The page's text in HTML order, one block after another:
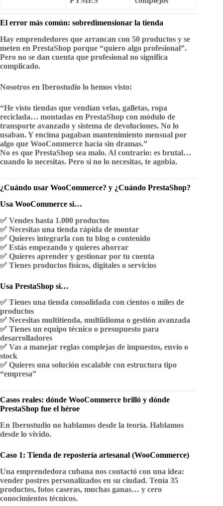
El error más común: sobredimensionar la tienda
Hay emprendedores que arrancan con 50 productos y se
meten en PrestaShop porque “quiero algo profesional”.
Pero no se dan cuenta que profesional no significa
complicado.
Nosotros en Iberostudio lo hemos visto:
“He visto tiendas que vendían velas, galletas, ropa
reciclada… montadas en PrestaShop con módulo de
transporte avanzado y sistema de devoluciones. No lo
usaban. Y encima pagaban mantenimiento mensual por
algo que WooCommerce hacía sin dramas.”
No es que PrestaShop sea malo. Al contrario: es brutal…
cuando lo necesitas. Pero si no lo necesitas, te agobia.
¿Cuándo usar WooCommerce? y ¿Cuándo PrestaShop?
Usa WooCommerce si…
✅ Vendes hasta 1.000 productos
✅ Necesitas una tienda rápida de montar
✅ Quieres integrarla con tu blog o contenido
✅ Estás empezando y quieres ahorrar
✅ Quieres aprender y gestionar por tu cuenta
✅ Tienes productos físicos, digitales o servicios
Usa PrestaShop si…
✅ Tienes una tienda consolidada con cientos o miles de
productos
✅ Necesitas multitienda, multiidioma o gestión avanzada
✅ Tienes un equipo técnico o presupuesto para
desarrolladores
✅ Vas a manejar reglas complejas de impuestos, envío o
stock
✅ Quieres una solución escalable con estructura tipo
“empresa”
Casos reales: dónde WooCommerce brilló y dónde
PrestaShop fue el héroe
En Iberostudio no hablamos desde la teoría. Hablamos
desde lo vivido.
Caso 1: Tienda de repostería artesanal (WooCommerce)
Una emprendedora cubana nos contactó con una idea:
vender postres personalizados en su ciudad. Tenía 35
productos, fotos caseras, muchas ganas… y cero
conocimientos técnicos.